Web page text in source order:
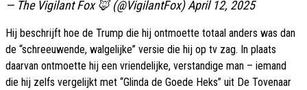
— The Vigilant Fox 🦊 (@VigilantFox)April 12, 2025
Hij beschrijft hoe de Trump die hij ontmoette totaal anders was dan
de “schreeuwende, walgelijke” versie die hij op tv zag. In plaats
daarvan ontmoette hij een vriendelijke, verstandige man – iemand
die hij zelfs vergelijkt met “Glinda de Goede Heks” uit De Tovenaar